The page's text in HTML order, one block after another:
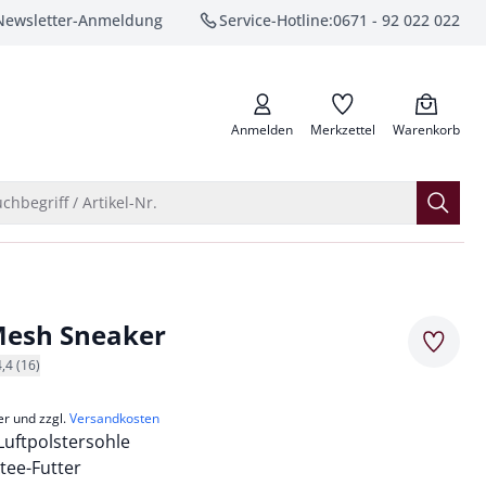
Anmeldung Service-Hotline:0671 - 92 022 022
anrufen
Anmelden Merkzettel Warenkorb
/ Artikel-Nr.
Sneaker
(16)
und zzgl.Versandkosten
Futter